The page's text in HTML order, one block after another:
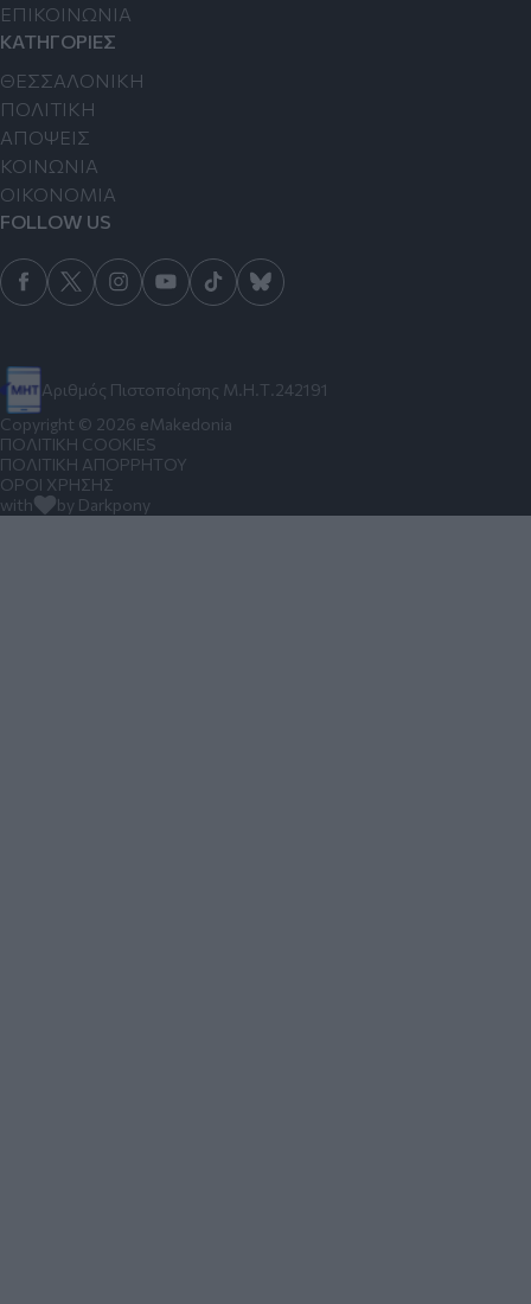
Αριθμός Πιστοποίησης Μ.Η.Τ.242191
ΕΠΙΚΟΙΝΩΝΙΑ
ΚΑΤΗΓΟΡΙΕΣ
ΘΕΣΣΑΛΟΝΙΚΗ
ΠΟΛΙΤΙΚΗ
ΑΠΟΨΕΙΣ
ΚΟΙΝΩΝΙΑ
ΟΙΚΟΝΟΜΙΑ
FOLLOW US
Copyright © 2026 eMakedonia
ΠΟΛΙΤΙΚΗ COOKIES
ΠΟΛΙΤΙΚΗ ΑΠΟΡΡΗΤΟΥ
ΟΡΟΙ ΧΡΗΣΗΣ
with
by Darkpony